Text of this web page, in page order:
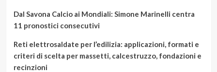
Dal Savona Calcio ai Mondiali: Simone Marinelli centra
11 pronostici consecutivi
Reti elettrosaldate per l’edilizia: applicazioni, formati e
criteri di scelta per massetti, calcestruzzo, fondazioni e
recinzioni